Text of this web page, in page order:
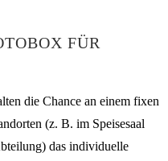
FÜR
die Chance an einem fixen
(z. B. im Speisesaal
das individuelle